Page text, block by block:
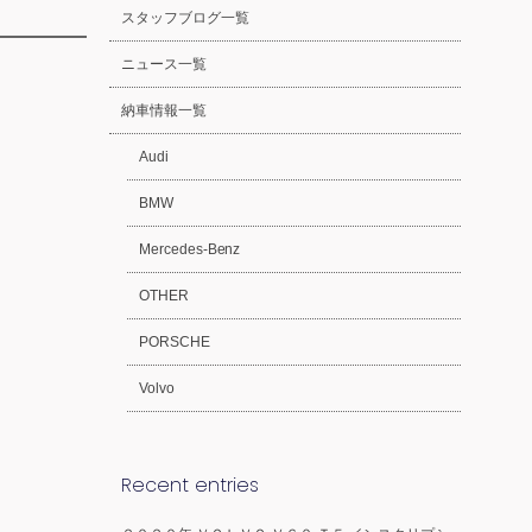
スタッフブログ一覧
ニュース一覧
納車情報一覧
Audi
BMW
Mercedes-Benz
OTHER
PORSCHE
Volvo
Recent entries